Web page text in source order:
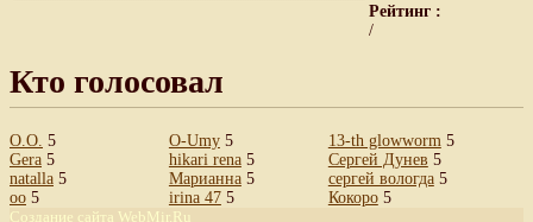
Рейтинг :
/
Кто голосовал
О.О. 5
Gera 5
natalla 5
oo 5
O-Umy5
hikari rena5
Марианна5
irina 475
13-th glowworm 5
Сергей Дунев 5
сергей вологда5
Кокоро5
Создание сайта WebMir.Ru